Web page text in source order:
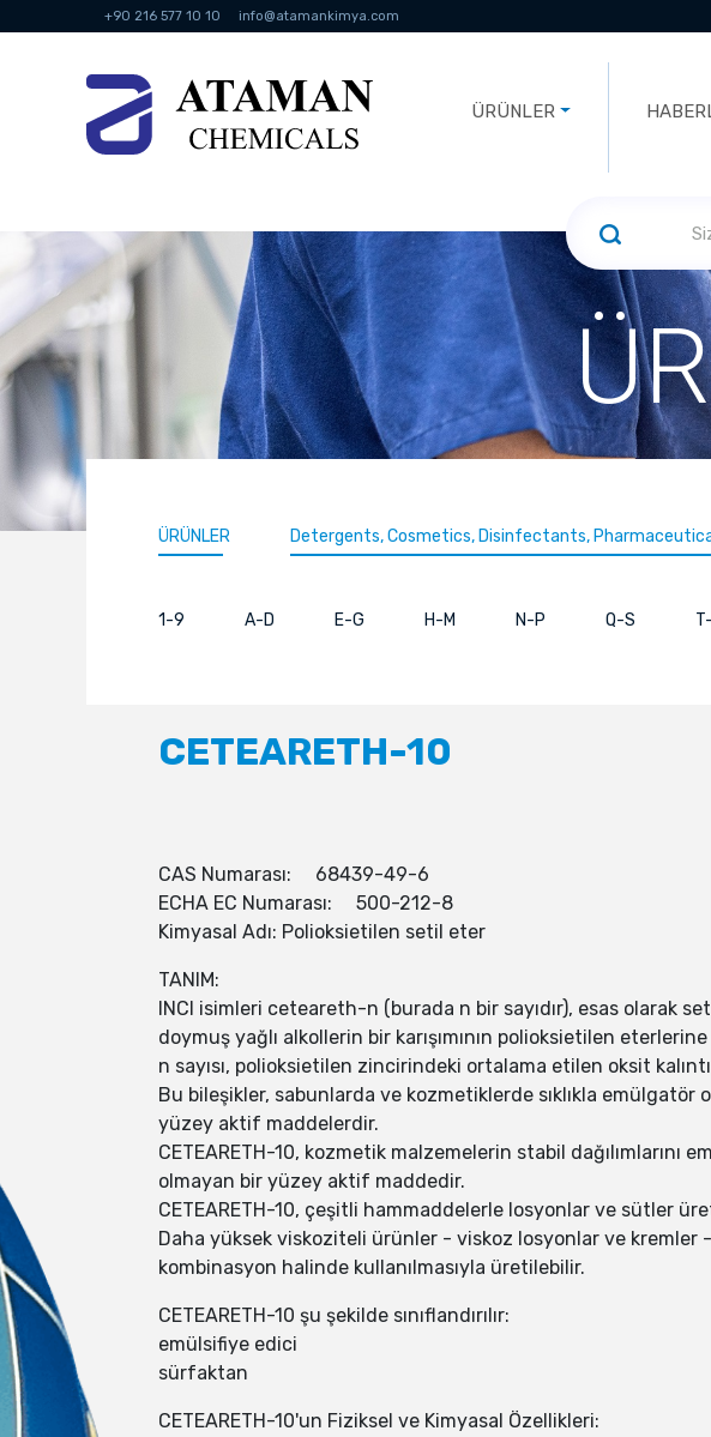
+90 216 577 10 10 info@atamankimya.com
ÜRÜNLER
ÜRÜNLER Detergents, Cosmetics, Disinfectants,
1-9 A-D E-G H-M N-P Q-S
CETEARETH-10
CAS Numarası: 68439-49-6
ECHA EC Numarası: 500-212-8
Kimyasal Adı: Polioksietilen setil eter
TANIM:
INCI isimleri ceteareth-n (burada n bir sayıdır), esas olarak
doymuş yağlı alkollerin bir karışımının polioksietilen
n sayısı, polioksietilen zincirindeki ortalama etilen oksit
Bu bileşikler, sabunlarda ve kozmetiklerde sıklıkla emülgatör
yüzey aktif maddelerdir.
CETEARETH-10, kozmetik malzemelerin stabil
olmayan bir yüzey aktif maddedir.
CETEARETH-10, çeşitli hammaddelerle losyonlar ve sütler
Daha yüksek viskoziteli ürünler - viskoz losyonlar ve
kombinasyon halinde kullanılmasıyla üretilebilir.
CETEARETH-10 şu şekilde sınıflandırılır:
emülsifiye edici
sürfaktan
CETEARETH-10'un Fiziksel ve Kimyasal Özellikleri: